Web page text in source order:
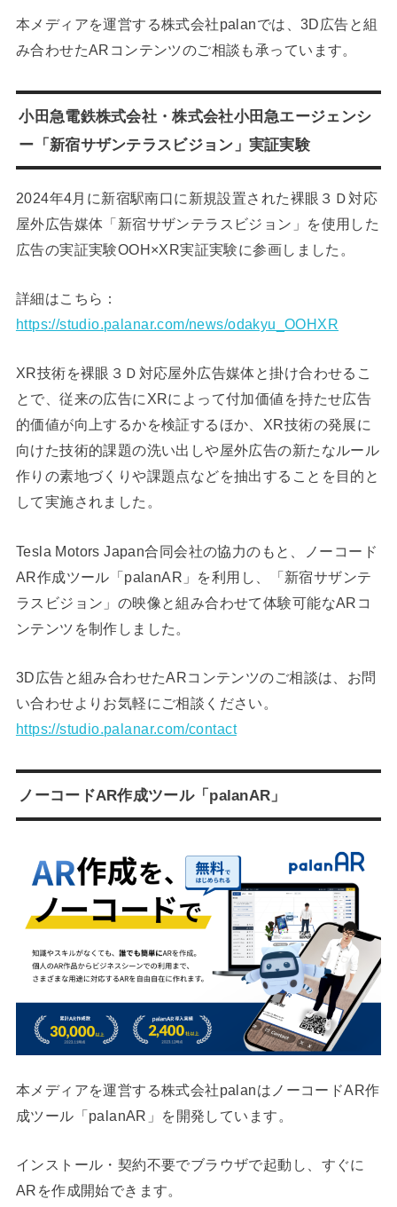
本メディアを運営する株式会社palanでは、3D広告と組
み合わせたARコンテンツのご相談も承っています。
小田急電鉄株式会社・株式会社小田急エージェンシ
ー「新宿サザンテラスビジョン」実証実験
2024年4月に新宿駅南口に新規設置された裸眼３Ｄ対応
屋外広告媒体「新宿サザンテラスビジョン」を使用した
広告の実証実験OOH×XR実証実験に参画しました。
詳細はこちら：
https://studio.palanar.com/news/odakyu_OOHXR
XR技術を裸眼３Ｄ対応屋外広告媒体と掛け合わせるこ
とで、従来の広告にXRによって付加価値を持たせ広告
的価値が向上するかを検証するほか、XR技術の発展に
向けた技術的課題の洗い出しや屋外広告の新たなルール
作りの素地づくりや課題点などを抽出することを目的と
して実施されました。
Tesla Motors Japan合同会社の協力のもと、ノーコード
AR作成ツール「palanAR」を利用し、「新宿サザンテ
ラスビジョン」の映像と組み合わせて体験可能なARコ
ンテンツを制作しました。
3D広告と組み合わせたARコンテンツのご相談は、お問
い合わせよりお気軽にご相談ください。
https://studio.palanar.com/contact
ノーコードAR作成ツール「palanAR」
本メディアを運営する株式会社palanはノーコードAR作
成ツール「palanAR」を開発しています。
インストール・契約不要でブラウザで起動し、すぐに
ARを作成開始できます。